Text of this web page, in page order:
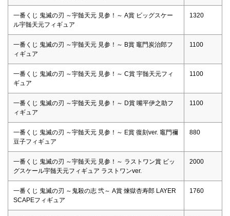
一番くじ 鬼滅の刃 ～宇髄天元 見参！～ A賞 ビッグスケー
ル宇髄天元フィギュア
1320
一番くじ 鬼滅の刃 ～宇髄天元 見参！～ B賞 竈門炭治郎フ
ィギュア
1100
一番くじ 鬼滅の刃 ～宇髄天元 見参！～ C賞 宇髄天元フィ
ギュア
1100
一番くじ 鬼滅の刃 ～宇髄天元 見参！～ D賞 嘴平伊之助フ
ィギュア
1100
一番くじ 鬼滅の刃 ～宇髄天元 見参！～ E賞 復刻ver. 竈門禰
豆子フィギュア
880
一番くじ 鬼滅の刃 ～宇髄天元 見参！～ ラストワン賞 ビッ
グスケール宇髄天元フィギュア ラストワンver.
2000
一番くじ 鬼滅の刃 ～鬼殺の志 弐～ A賞 煉獄杏寿郎 LAYER
SCAPEフィギュア
1760